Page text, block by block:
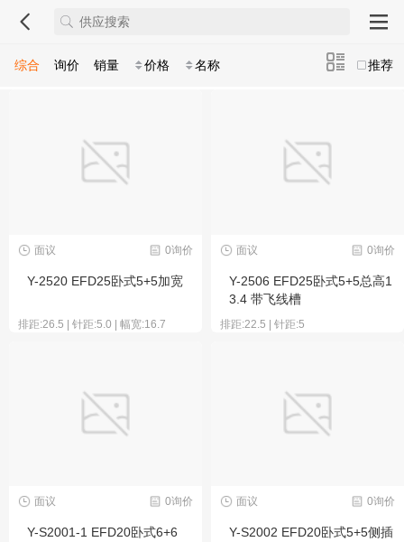
推荐
综合 询价 销量 价格 名称
0询价
面议
Y-2520 EFD25卧式5+5加宽
排距:26.5 | 针距:5.0 | 幅宽:16.7
0询价
面议
Y-2506 EFD25卧式5+5总高1
3.4 带飞线槽
排距:22.5 | 针距:5
0询价
面议
Y-S2001-1 EFD20卧式6+6
0询价
面议
Y-S2002 EFD20卧式5+5侧插